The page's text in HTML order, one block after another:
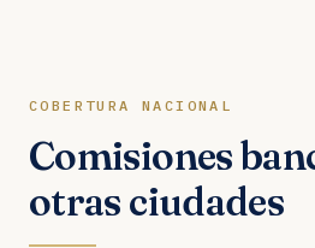
COBERTURA NACIONAL
Comisiones
otras ciudades